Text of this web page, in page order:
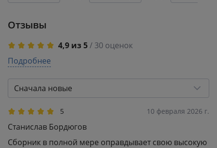
Отзывы
4,9 из 5/ 30 оценок
5
2
0
1
Подробнее
Сначала новые
5 10 февраля 2026 г.
Станислав Бордюгов
Сборник в полной мере оправдывает свою высокую